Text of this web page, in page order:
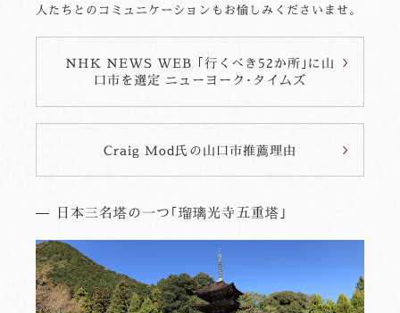
人たちとのコミュニケーションもお愉しみくださいませ。
NHK NEWS WEB ｢行くべき52か所｣に山
口市を選定 ニューヨーク･タイムズ
Craig Mod氏の山口市推薦理由
日本三名塔の一つ｢瑠璃光寺五重塔｣